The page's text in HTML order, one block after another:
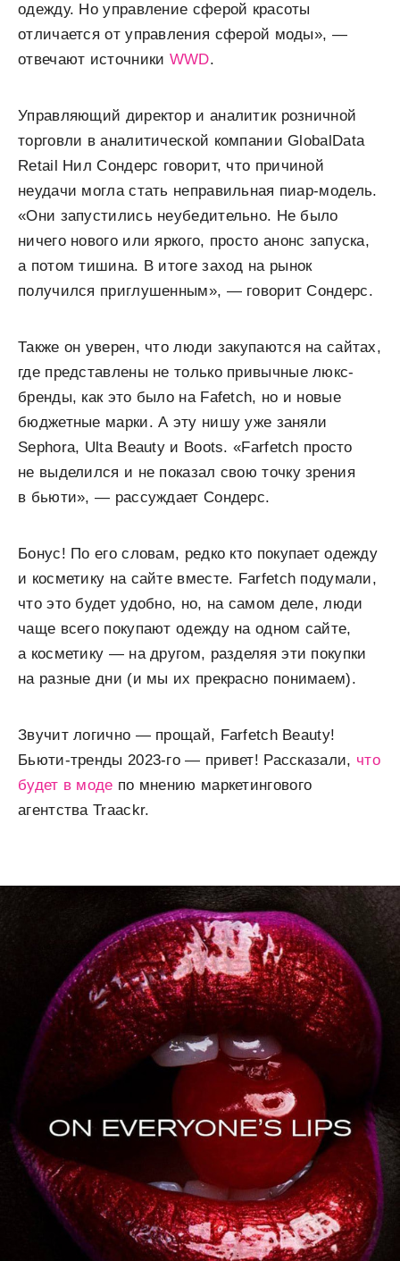
одежду. Но управление сферой красоты
отличается от управления сферой моды», —
отвечают источники WWD.
Управляющий директор и аналитик розничной
торговли в аналитической компании GlobalData
Retail Нил Сондерс говорит, что причиной
неудачи могла стать неправильная пиар-модель.
«Они запустились неубедительно. Не было
ничего нового или яркого, просто анонс запуска,
а потом тишина. В итоге заход на рынок
получился приглушенным», — говорит Сондерс.
Также он уверен, что люди закупаются на сайтах,
где представлены не только привычные люкс-
бренды, как это было на Fafetch, но и новые
бюджетные марки. А эту нишу уже заняли
Sephora, Ulta Beauty и Boots. «Farfetch просто
не выделился и не показал свою точку зрения
в бьюти», — рассуждает Сондерс.
Бонус! По его словам, редко кто покупает одежду
и косметику на сайте вместе. Farfetch подумали,
что это будет удобно, но, на самом деле, люди
чаще всего покупают одежду на одном сайте,
а косметику — на другом, разделяя эти покупки
на разные дни (и мы их прекрасно понимаем).
Звучит логично — прощай, Farfetch Beauty!
Бьюти-тренды 2023-го — привет! Рассказали, что
будет в моде по мнению маркетингового
агентства Traackr.